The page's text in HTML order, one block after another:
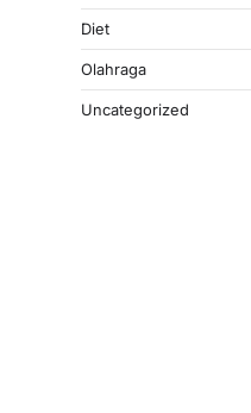
Diet
Olahraga
Uncategorized